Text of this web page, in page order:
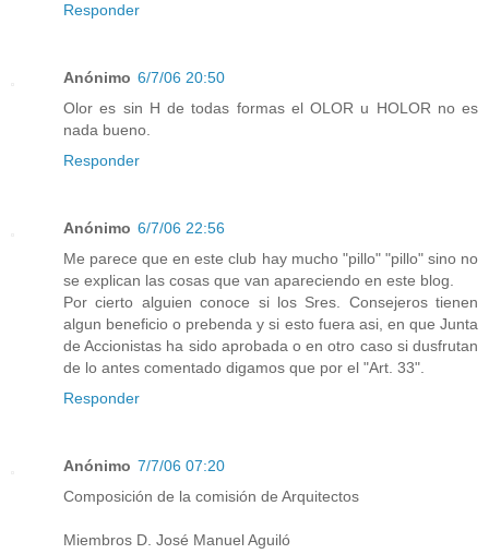
Responder
Anónimo 6/7/06 20:50
Olor es sin H de todas formas el OLOR u HOLOR no es
nada bueno.
Responder
Anónimo 6/7/06 22:56
Me parece que en este club hay mucho "pillo" "pillo" sino no
se explican las cosas que van apareciendo en este blog.
Por cierto alguien conoce si los Sres. Consejeros tienen
algun beneficio o prebenda y si esto fuera asi, en que Junta
de Accionistas ha sido aprobada o en otro caso si dusfrutan
de lo antes comentado digamos que por el "Art. 33".
Responder
Anónimo 7/7/06 07:20
Composición de la comisión de Arquitectos
Miembros D. José Manuel Aguiló